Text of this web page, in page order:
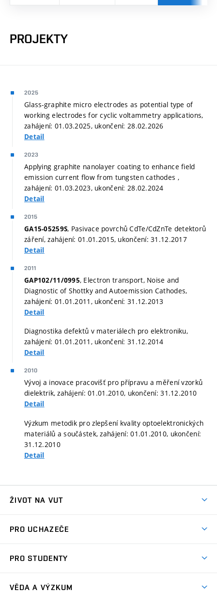
PROJEKTY
2025
Glass-graphite micro electrodes as potential type of
working electrodes for cyclic voltammetry applications,
zahájení: 01.03.2025, ukončení: 28.02.2026
Detail
2023
Applying graphite nanolayer coating to enhance field
emission current flow from tungsten cathodes ,
zahájení: 01.03.2023, ukončení: 28.02.2024
Detail
2015
GA15-05259S, Pasivace povrchů CdTe/CdZnTe detektorů
záření, zahájení: 01.01.2015, ukončení: 31.12.2017
Detail
2011
GAP102/11/0995, Electron transport, Noise and
Diagnostic of Shottky and Autoemission Cathodes,
zahájení: 01.01.2011, ukončení: 31.12.2013
Detail
Diagnostika defektů v materiálech pro elektroniku,
zahájení: 01.01.2011, ukončení: 31.12.2014
Detail
2010
Vývoj a inovace pracovišť pro přípravu a měření vzorků
dielektrik, zahájení: 01.01.2010, ukončení: 31.12.2010
Detail
Výzkum metodik pro zlepšení kvality optoelektronických
materiálů a součástek, zahájení: 01.01.2010, ukončení:
31.12.2010
Detail
ŽIVOT NA VUT
Koleje
Sport na VUT
PRO UCHAZEČE
Dny otevřených dveří
PRO STUDENTY
VĚDA A VÝZKUM